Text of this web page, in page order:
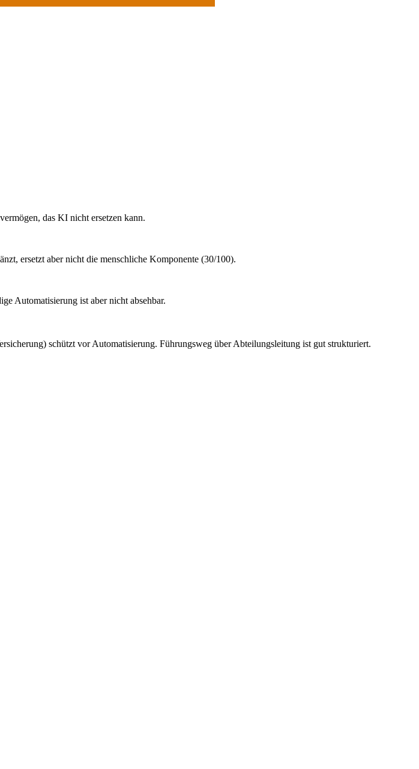
das KI nicht ersetzen kann.
ersetzt aber nicht die menschliche Komponente (30/100).
Automatisierung ist aber nicht absehbar.
schützt vor Automatisierung. Führungsweg über Abteilungsleitung ist gut strukturiert.